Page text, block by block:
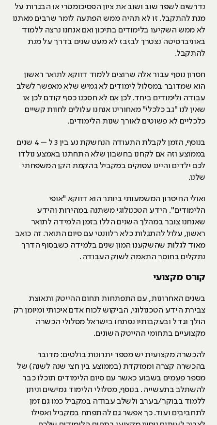
נדרשים לשפר שוב ושוב את ציון הפסיכומטרי או הבגרות על
מנת להתקבל. זו לא תהיה ממש הפתעה לומר שרבים מאתנו
לא ממש השקיעו בלימודים בתיכון ואם אנחנו נרצה ללמוד
באוניברסיטה נצטרך לבזבז לא מעט שנים בדרך על מנת
להתקבל.
חסרון נוסף עבור אלה שרוצים ללמוד דווקא לתואר ראשון
הוא שמדובר במסלול לימודים לא גמיש שלא מאפשר לשלב
עבודה ולימודים ביחד. לכן אם לא חסכנו כסף קודם לכן או
שאין לנו "גב כלכלי" מאחורינו אנחנו עלולים לחוות קשיים
כלכליים לא פשוטים לאורך שנות הלימודים.
בנוסף, הזמן לקבלת התעודה הנחשקת נע בין 3 ל – 4 שנים
בממוצע וזה אם לקחנו בחשבון שלא התחתנו באמצע נולדו
לכם ילדים והיינו עסוקים במקביל בהקמת הקן המשפחתי
שלנו.
ואולי החיסרון המשמעותי ביותר הוא דווקא "אופי
הלימודים". הידע הטכנולוגי משתנה במהירות והידע
שאנחנו צובר במהלך השנים הללו בזמן הלמידה לתואר
ראשון, עלול להתגלות כלא רלוונטי עם סיום התואר. זה כואב
מאוד לגלות שהשקענו המון שנים בלמידה כשבסוף הדרך
נתקלים בחוסר התאמה לשוק העבודה.
קורס מקצועי
בשנים האחרונות, עם התפתחות תחום ההייטק ותאוצת
צבירת הידע הטכנולוגי, הביקוש לכוח אדם איכותי ומיומן רק
הולך וגדל ובעקבותיו נפתחו בישראל מסלולי הכשרה
מקצועיים בתחומי ההייטק השונים.
להכשרה מקצועית יש מספר יתרונות בולטים: מדובר
בהכשרה קצרה וממוקדת (בממוצע בין חצי שנה לשנה) של
מספר פעמים בשבוע כאשר עם סיום הלימודים תוכלו כבר
להשתלב בתעשייה. בנוסף, מסלולי הלימוד גמישים וניתן
ללמוד בבוקר/בערב ולשלב עבודה במקביל כמו גם זמן
לתחביבים ועוד. כך אפשר גם להתפתח במקביל ואפילו